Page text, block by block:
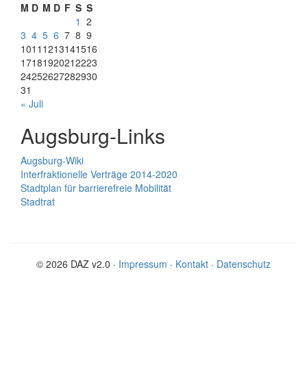
M D M D F S S
1 2
3 4 5 6 7 8 9
1011 1213141516
17181920212223
24252627282930
31
« Juli
Augsburg-Links
Augsburg-Wiki
Interfraktionelle Verträge 2014-2020
Stadtplan für barrierefreie Mobilität
Stadtrat
© 2026 DAZ v2.0 · Impressum · Kontakt · Datenschutz